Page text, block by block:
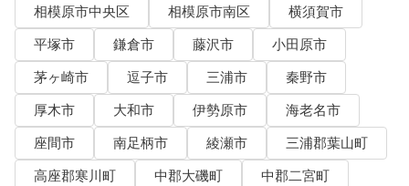
相模原市中央区
相模原市南区
横須賀市
平塚市
鎌倉市 藤沢市
小田原市
茅ヶ崎市
逗子市 三浦市
秦野市
厚木市
大和市 伊勢原市
海老名市
座間市
南足柄市 綾瀬市
三浦郡葉山町
高座郡寒川町
中郡大磯町
中郡二宮町